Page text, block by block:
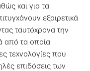
και για τα
εξαιρετικά
ταυτόχρονα την
από τα οποία
τεχνολογίες που
επιδόσεις των